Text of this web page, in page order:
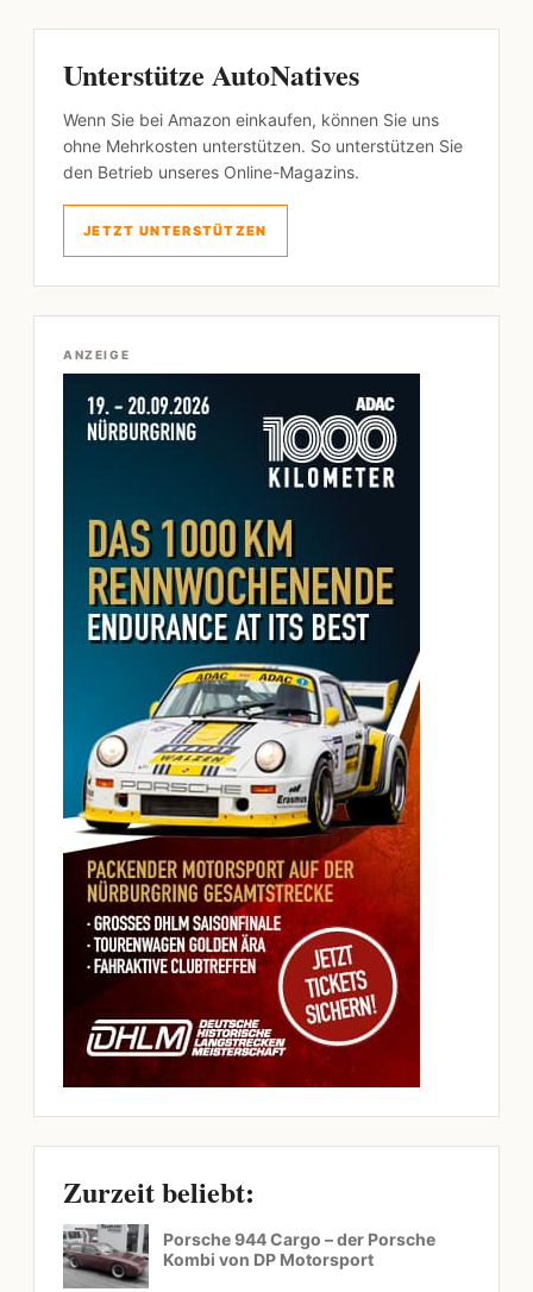
Unterstütze AutoNatives
Wenn Sie bei Amazon einkaufen, können Sie uns
ohne Mehrkosten unterstützen. So unterstützen Sie
den Betrieb unseres Online-Magazins.
JETZT UNTERSTÜTZEN
ANZEIGE
Zurzeit beliebt:
Porsche 944 Cargo – der Porsche
Kombi von DP Motorsport